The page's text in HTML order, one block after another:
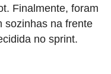
Finalmente, foram
sozinhas na frente
no sprint.